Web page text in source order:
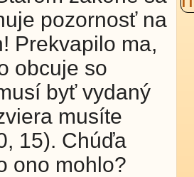
pozornosť na
Prekvapilo ma,
obcuje so
byť vydaný
musíte
15). Chúďa
ono mohlo?